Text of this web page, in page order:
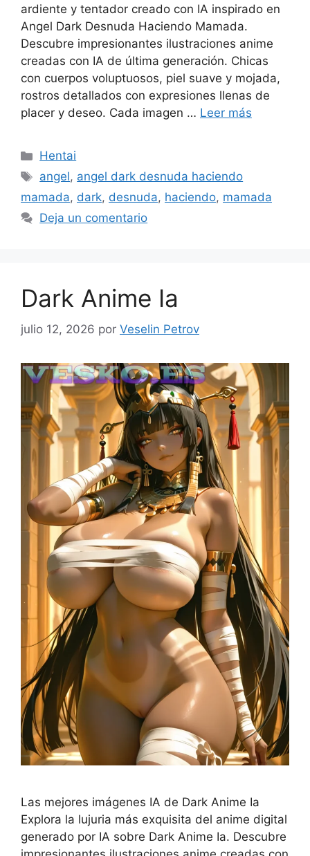
ardiente y tentador creado con IA inspirado en
Angel Dark Desnuda Haciendo Mamada.
Descubre impresionantes ilustraciones anime
creadas con IA de última generación. Chicas
con cuerpos voluptuosos, piel suave y mojada,
rostros detallados con expresiones llenas de
placer y deseo. Cada imagen … Leer más
Categorías
Hentai
Etiquetas
angel, angel dark desnuda haciendo
mamada, dark, desnuda, haciendo, mamada
Deja un comentario
Dark Anime Ia
julio 12, 2026 por Veselin Petrov
Las mejores imágenes IA de Dark Anime Ia
Explora la lujuria más exquisita del anime digital
generado por IA sobre Dark Anime Ia. Descubre